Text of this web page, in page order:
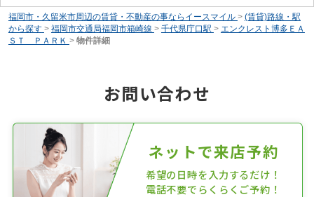
福岡市・久留米市周辺の賃貸・不動産の事ならイースマイル > (賃貸)路線・駅
から探す > 福岡市交通局福岡市箱崎線 > 千代県庁口駅 > エンクレスト博多ＥＡ
ＳＴ ＰＡＲＫ > 物件詳細
お問い合わせ
ネットで来店予約
希望の日時を入力するだけ！
電話不要でらくらくご予約！